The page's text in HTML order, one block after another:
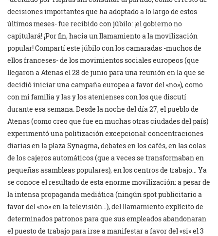
decisiones importantes que ha adoptado a lo largo de estos
últimos meses- fue recibido con júbilo: ¡el gobierno no
capitulará! ¡Por fin, hacia un llamamiento a la movilización
popular! Compartí este júbilo con los camaradas -muchos de
ellos franceses- de los movimientos sociales europeos (que
llegaron a Atenas el 28 de junio para una reunión en la que se
decidió iniciar una campaña europea a favor del «no»), como
con mi familia y las y los atenienses con los que discutí
durante esa semana. Desde la noche del día 27, el pueblo de
Atenas (como creo que fue en muchas otras ciudades del país)
experimentó una politización excepcional: concentraciones
diarias en la plaza Synagma, debates en los cafés, en las colas
de los cajeros automáticos (que a veces se transformaban en
pequeñas asambleas populares), en los centros de trabajo… Ya
se conoce el resultado de esta enorme movilización: a pesar de
la intensa propaganda mediática (ningún spot publicitario a
favor del «no» en la televisión…), del llamamiento explícito de
determinados patronos para que sus empleados abandonaran
el puesto de trabajo para irse a manifestar a favor del «si» el 3